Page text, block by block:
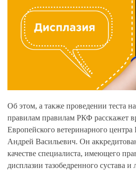
Об этом, а также проведении теста
правилам правилам РКФ расскажет
Европейского ветеринарного
Андрей Васильевич. Он
качестве специалиста, имеющего
дисплазии тазобедренного сустава и